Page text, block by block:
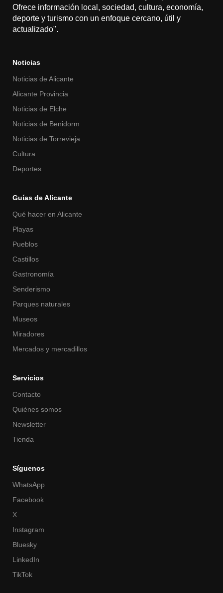
Ofrece información local, sociedad, cultura, economía,
deporte y turismo con un enfoque cercano, útil y
actualizado".
Noticias
Noticias de Alicante
Alicante Provincia
Noticias de Elche
Noticias de Benidorm
Noticias de Torrevieja
Cultura
Deportes
Guías de Alicante
Qué hacer en Alicante
Playas
Pueblos
Castillos
Gastronomía
Senderismo
Parques naturales
Museos
Miradores
Mercados y mercadillos
Servicios
Contacto
Quiénes somos
Newsletter
Tienda
Síguenos
WhatsApp
Facebook
X
Instagram
Bluesky
LinkedIn
TikTok